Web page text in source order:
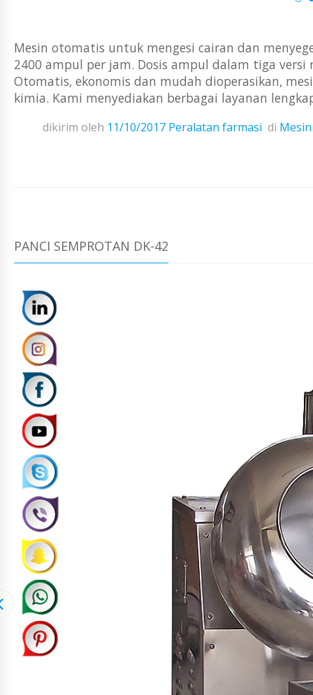
Mesin otomatis untuk mengesi cairan dan
2400 ampul per jam. Dosis ampul dalam tiga
Otomatis, ekonomis dan mudah dioperasikan,
kimia. Kami menyediakan berbagai layanan
dikirim oleh 11/10/2017 Peralatan farmasi di
PANCI SEMPROTAN DK-42